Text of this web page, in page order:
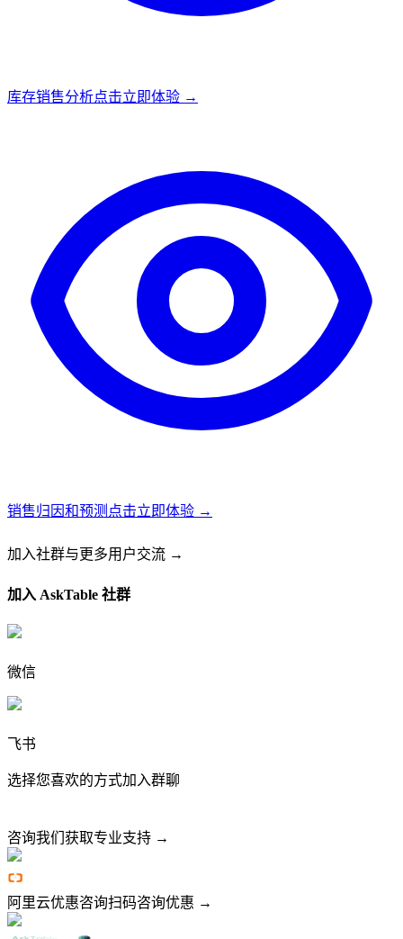
库存销售分析点击立即体验 →
销售归因和预测 点击立即体验 →
加入社群与更多用户交流 →
加入 AskTable 社群
微信
飞书
选择您喜欢的方式加入群聊
咨询我们 获取专业支持 →
阿里云优惠咨询扫码咨询优惠 →